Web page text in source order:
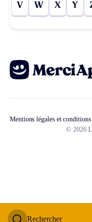
Rechercher
V W X Y
Mentions légales et
© 2026